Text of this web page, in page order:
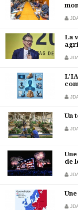
La
Un
de